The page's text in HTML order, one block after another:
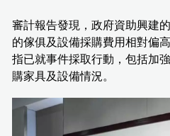
審計報告發現，政府資助興建
的傢俱及設備採購費用相對偏
指已就事件採取行動，包括加
購家具及設備情況。